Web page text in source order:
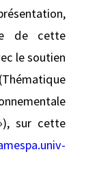
de cette
le soutien
sur cette